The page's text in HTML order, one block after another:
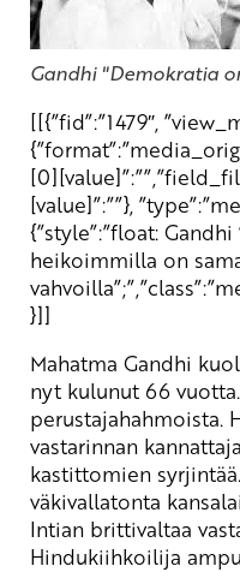
Gandhi "Demokratia
[[{”fid”:”1479″,
[value]”:””},
{”style”:”float:
heikoimmilla on
}]]
Mahatma Gandhi
nyt kulunut 66
perustajahahmoista.
vastarinnan
kastittomien
väkivallatonta
Intian brittivaltaa
Hindukiihkoilija